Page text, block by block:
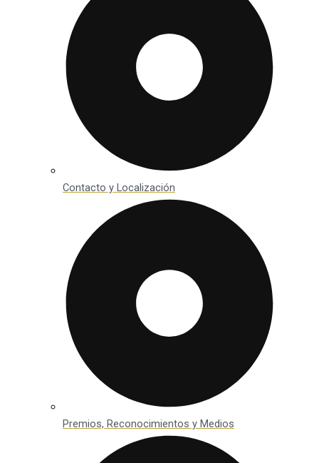
Contacto y Localización
Premios, Reconocimientos y Medios